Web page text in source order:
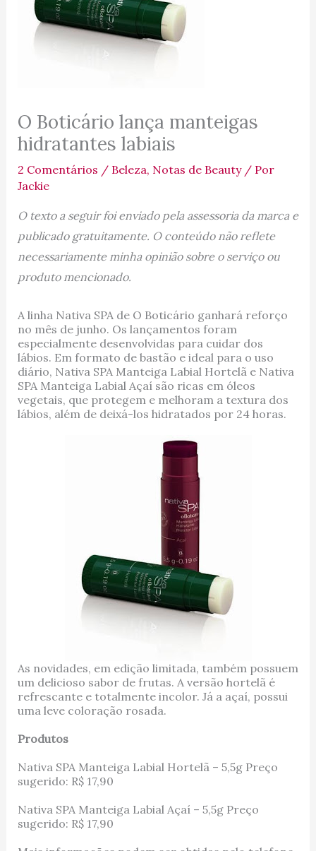
O Boticário lança manteigas
hidratantes labiais
2 Comentários / Beleza, Notas de Beauty/ Por
Jackie
O texto a seguir foi enviado pela assessoria da marca e
publicado gratuitamente. O conteúdo não reflete
necessariamente minha opinião sobre o serviço ou
produto mencionado.
A linha Nativa SPA de O Boticário ganhará reforço
no mês de junho. Os lançamentos foram
especialmente desenvolvidas para cuidar dos
lábios. Em formato de bastão e ideal para o uso
diário, Nativa SPA Manteiga Labial Hortelã e Nativa
SPA Manteiga Labial Açaí são ricas em óleos
vegetais, que protegem e melhoram a textura dos
lábios, além de deixá-los hidratados por 24 horas.
As novidades, em edição limitada, também possuem
um delicioso sabor de frutas. A versão hortelã é
refrescante e totalmente incolor. Já a açaí, possui
uma leve coloração rosada.
Produtos
Nativa SPA Manteiga Labial Hortelã – 5,5g Preço
sugerido: R$ 17,90
Nativa SPA Manteiga Labial Açaí – 5,5g Preço
sugerido: R$ 17,90